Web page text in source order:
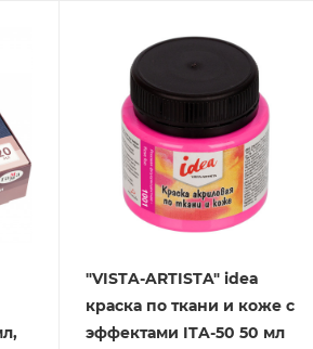
"VISTA-ARTISTA" idea
краска по ткани и коже с
эффектами ITA-50 50 мл